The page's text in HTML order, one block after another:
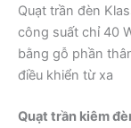
Quạt trần đèn
công suất chỉ 40
bằng gỗ phần
điều khiển từ xa
Quạt trần kiêm